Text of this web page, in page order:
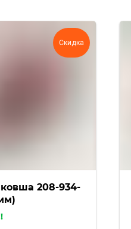
Скидка
208-934-